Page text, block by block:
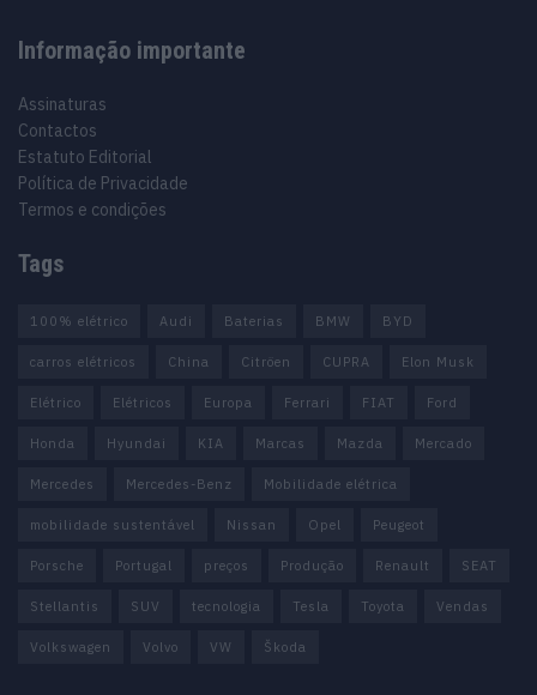
Informação importante
Assinaturas
Contactos
Estatuto Editorial
Política de Privacidade
Termos e condições
Tags
100% elétrico Audi Baterias BMW BYD
carros elétricos China Citröen CUPRA Elon Musk
Elétrico Elétricos Europa Ferrari FIAT Ford
Honda Hyundai KIA Marcas Mazda Mercado
Mercedes Mercedes-Benz Mobilidade elétrica
mobilidade sustentável Nissan Opel Peugeot
Porsche Portugal preços Produção Renault SEAT
Stellantis SUV tecnologia Tesla Toyota Vendas
Volkswagen Volvo VW Škoda